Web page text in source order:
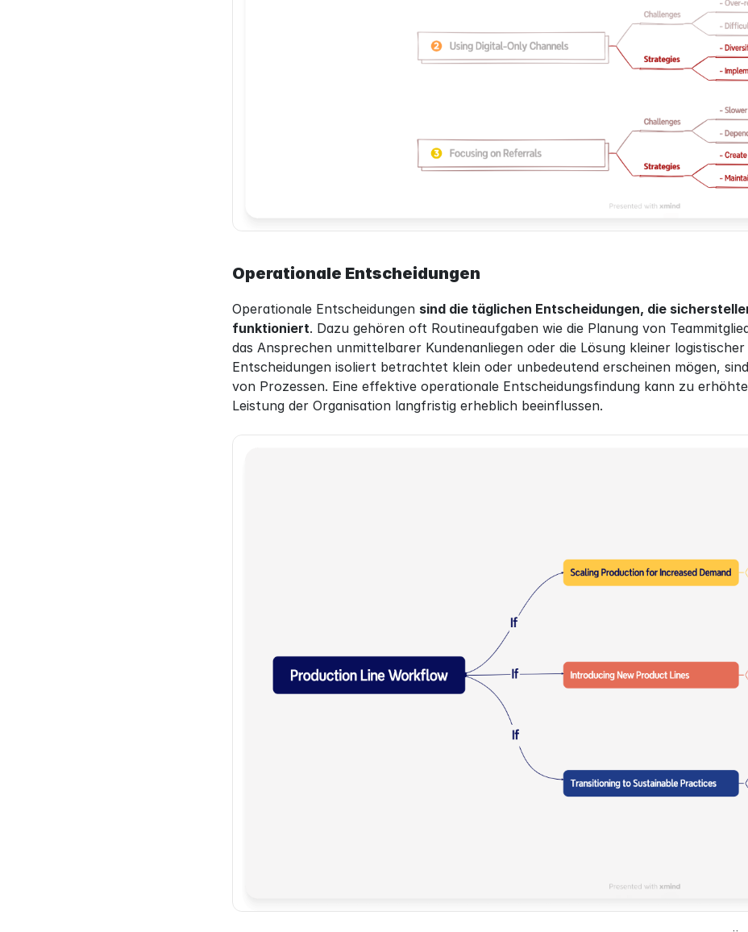
Operationale Entscheidungen
Operationale Entscheidungen sind die täglichen Entscheidungen, die
funktioniert. Dazu gehören oft Routineaufgaben wie die Planung von
das Ansprechen unmittelbarer Kundenanliegen oder die Lösung kleiner
Entscheidungen isoliert betrachtet klein oder unbedeutend erscheinen mögen,
von Prozessen. Eine effektive operationale Entscheidungsfindung kann zu
Leistung der Organisation langfristig erheblich beeinflussen.